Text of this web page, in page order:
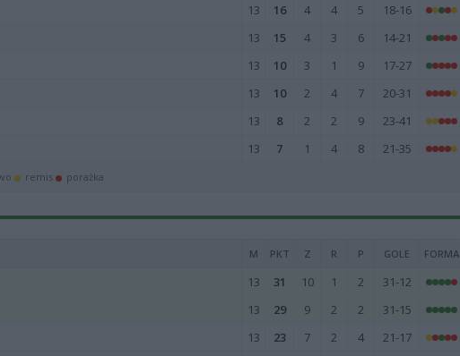
13 16 4 4 5 18-16
13 15 4 3 6 14-21
13 10 3 1 9 17-27
13 10 2 4 7 20-31
13 8 2 2 9 23-41
13 7 1 4 8 21-35
remis porażka
M PKT Z R P GOLE FORMA
13 31 10 1 2 31-12
13 29 9 2 2 31-15
13 23 7 2 4 21-17